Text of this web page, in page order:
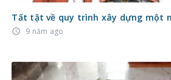
Tất tật về quy trình xây dựng một
access_time 9 năm ago